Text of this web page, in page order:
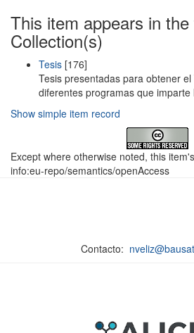
This item appears in the
Collection(s)
Tesis [176]
Tesis presentadas para obtener
diferentes programas que imparte
Show simple item record
Except where otherwise noted, this
info:eu-repo/semantics/openAccess
Contacto: